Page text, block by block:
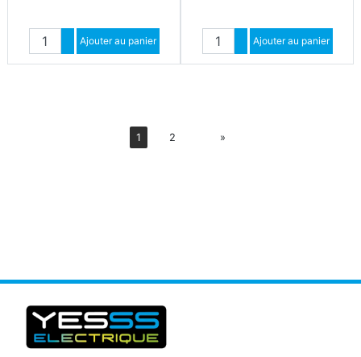
Quantité
Augmenter quantité
Diminuer quantité
Ajouter au panier Quantité
Augmenter quantité
Diminuer quantité
Ajouter au panier
1 2 »Suiv